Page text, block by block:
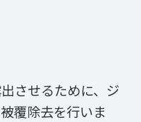
させるために、ジ
覆除去を行いま